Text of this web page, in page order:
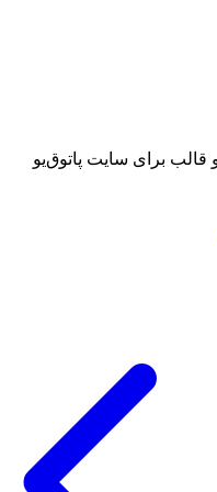
و قالب برای سایت پاتوق‌یو